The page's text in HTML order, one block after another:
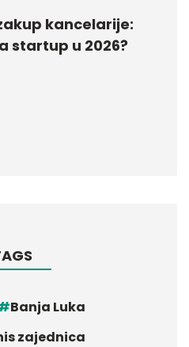
kancelarije:
startup u 2026?
Banja Luka
zajednica